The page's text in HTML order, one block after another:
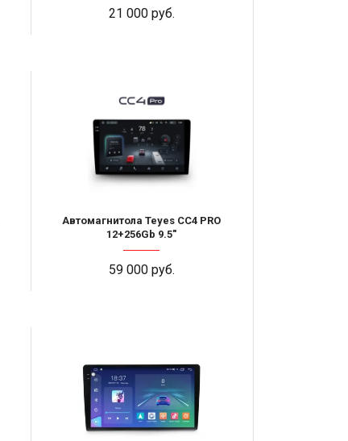
21 000 руб.
Автомагнитола Teyes CC4 PRO
12+256Gb 9.5"
59 000 руб.